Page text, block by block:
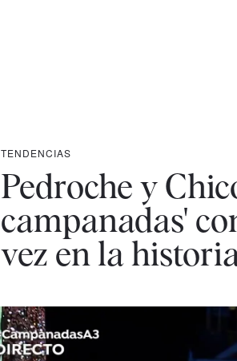
TENDENCIAS
Pedroche y
campanadas'
vez en la